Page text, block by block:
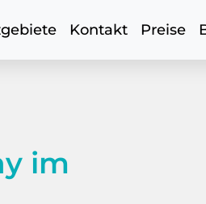
Kontakt Preise
im